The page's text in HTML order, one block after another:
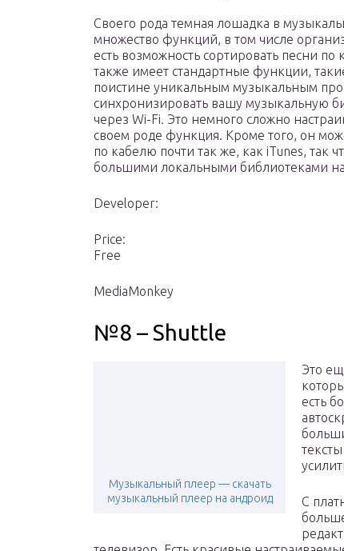
Своего рода темная лошадка в
множество функций, в том числе
есть возможность сортировать песни
также имеет стандартные функции,
поистине уникальным музыкальным
синхронизировать вашу музыкальную
через Wi-Fi. Это немного сложно
своем роде функция. Кроме того, он
по кабелю почти так же, как iTunes, так
большими локальными библиотеками на
Developer:
Price:
Free
MediaMonkey
№8 – Shuttle
Музыкальный плеер — скачать
музыкальный плеер на андроид
Это
есть
С